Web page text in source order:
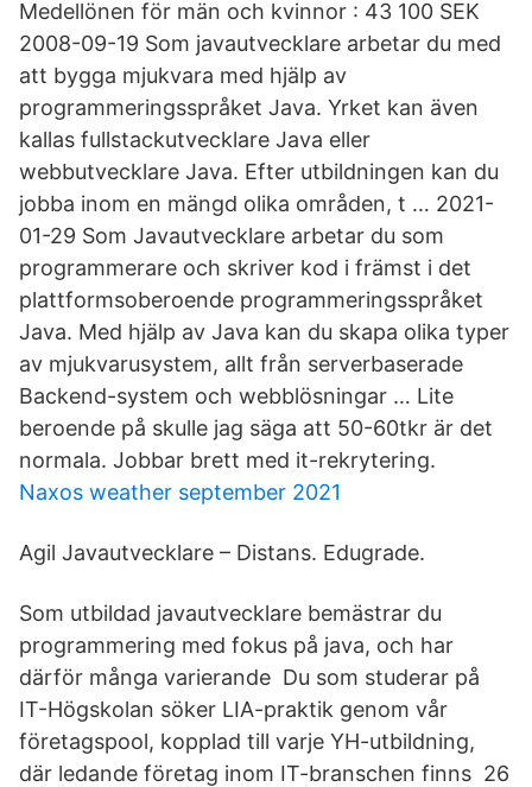
Medellönen för män och kvinnor : 43 100 SEK
2008-09-19 Som javautvecklare arbetar du med
att bygga mjukvara med hjälp av
programmeringsspråket Java. Yrket kan även
kallas fullstackutvecklare Java eller
webbutvecklare Java. Efter utbildningen kan du
jobba inom en mängd olika områden, t … 2021-
01-29 Som Javautvecklare arbetar du som
programmerare och skriver kod i främst i det
plattformsoberoende programmeringsspråket
Java. Med hjälp av Java kan du skapa olika typer
av mjukvarusystem, allt från serverbaserade
Backend-system och webblösningar … Lite
beroende på skulle jag säga att 50-60tkr är det
normala. Jobbar brett med it-rekrytering.
Naxos weather september 2021
Agil Javautvecklare – Distans. Edugrade.
Som utbildad javautvecklare bemästrar du
programmering med fokus på java, och har
därför många varierande Du som studerar på
IT-Högskolan söker LIA-praktik genom vår
företagspool, kopplad till varje YH-utbildning,
där ledande företag inom IT-branschen finns 26